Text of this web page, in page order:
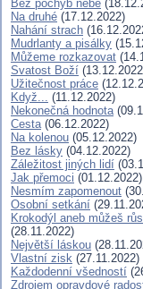
Bez pochyb nebe
Na druhé (17.12.2022)
Nahání strach
Mudrlanty a pisálky
Můžeme rozkazovat
Svatost Boží
Užitečnost práce
Když... (11.12.2022)
Nekonečná hodnota
Cesta(06.12.2022)
Na kolenou (05.12.2022)
Bez lásky (04.12.2022)
Záležitost jiných lidí
Jak přemoci (01.12.2022)
Nesmím zapomenout
Osobní setkání
Krokodýl aneb můžeš
(28.11.2022)
Největší láskou
Vlastní zisk (27.11.2022)
Každodenní všedností
Zdrojem opravdové